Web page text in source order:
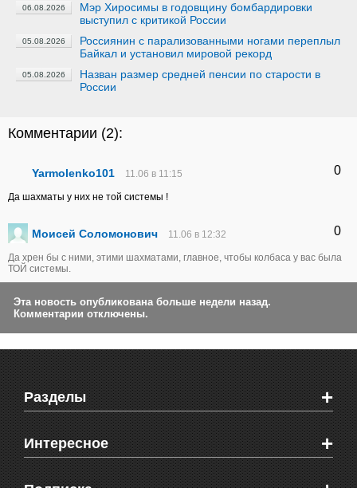
06.08.2026
Мэр Хиросимы в годовщину бомбардировки
выступил с критикой России
05.08.2026
Россиянин с парализованными ногами переплыл
Байкал и установил мировой рекорд
05.08.2026
Назван размер средней пенсии по старости в
России
Комментарии (2):
Yarmolenko101 11.06 в 11:15 0
Да шахматы у них не той системы !
Моисей Соломонович 11.06 в 12:32 0
Да хрен бы с ними, этими шахматами, главное, чтобы колбаса у вас была
ТОЙ системы.
Эта новость опубликована больше недели назад.
Комментарии отключены.
Разделы +
Новости Феодосии
Новости Крыма
Мировые новости
Интересное +
Видео о Феодосии